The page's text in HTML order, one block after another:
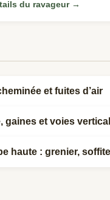
du ravageur→
et fuites d’air
gaines et voies
haute : grenier,